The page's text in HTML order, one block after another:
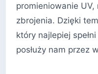
promieniowanie
zbrojenia. Dzięki
który najlepiej
posłuży nam przez